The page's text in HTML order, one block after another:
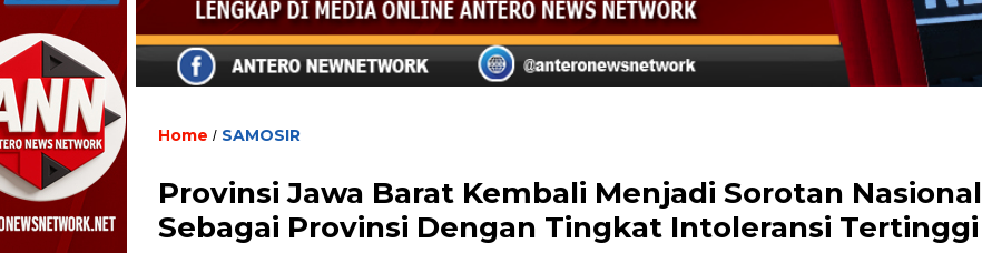
Home / SAMOSIR
Provinsi Jawa Barat Kembali Menjadi Sorotan Nasional
Sebagai Provinsi Dengan Tingkat Intoleransi Tertinggi